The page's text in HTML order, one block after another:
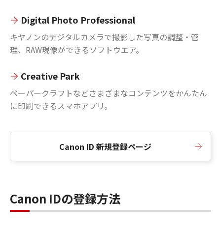
Digital Photo Professional
キヤノンのデジタルカメラで撮影した写真の調整・管
理、RAW現像ができるソフトウエア。
Creative Park
ペーパークラフトなどさまざまなコンテンツをかんたん
に印刷できるスマホアプリ。
Canon ID 新規登録ページ
Canon IDの登録方法